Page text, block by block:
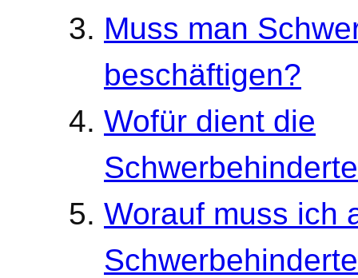
Muss man
beschäftigen?
Wofür dient die
Worauf muss ich